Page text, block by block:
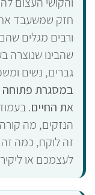
חזק שמשעבד
ורבים מגלים
שהבינו שנוצרה
גברים, נשים
במסגרת פתוחה
את החיים.
הנזקים, מה
זה לוקח, כמה
לעצמכם או